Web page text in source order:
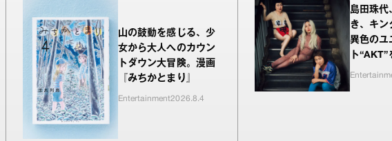
山の鼓動を感じる、少
女から大人へのカウン
トダウン大冒険。漫画
『みちかとまり』
Entertainment2026.8.4
島田珠代
き、キン
異色のユ
ト